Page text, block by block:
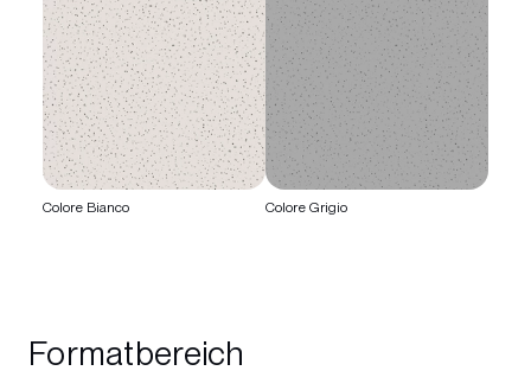
Colore Bianco Colore Grigio
Formatbereich